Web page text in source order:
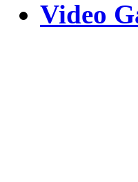
Video Galeri
Video